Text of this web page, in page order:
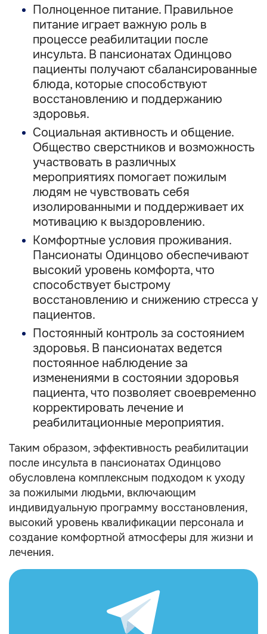
Полноценное питание. Правильное
питание играет важную роль в
процессе реабилитации после
инсульта. В пансионатах Одинцово
пациенты получают сбалансированные
блюда, которые способствуют
восстановлению и поддержанию
здоровья.
Социальная активность и общение.
Общество сверстников и возможность
участвовать в различных
мероприятиях помогает пожилым
людям не чувствовать себя
изолированными и поддерживает их
мотивацию к выздоровлению.
Комфортные условия проживания.
Пансионаты Одинцово обеспечивают
высокий уровень комфорта, что
способствует быстрому
восстановлению и снижению стресса у
пациентов.
Постоянный контроль за состоянием
здоровья. В пансионатах ведется
постоянное наблюдение за
изменениями в состоянии здоровья
пациента, что позволяет своевременно
корректировать лечение и
реабилитационные мероприятия.
Таким образом, эффективность реабилитации
после инсульта в пансионатах Одинцово
обусловлена комплексным подходом к уходу
за пожилыми людьми, включающим
индивидуальную программу восстановления,
высокий уровень квалификации персонала и
создание комфортной атмосферы для жизни и
лечения.